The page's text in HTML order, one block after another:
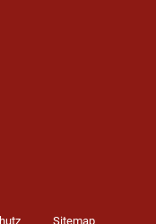
Sitemap